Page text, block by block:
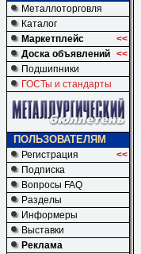
Металлоторговля
Каталог
Маркетплейс
<<
Доска объявлений <<
Подшипники
ГОСТы и стандарты
ПОЛЬЗОВАТЕЛЯМ
Регистрация
<<
Подписка
Вопросы FAQ
Разделы
Информеры
Выставки
Реклама